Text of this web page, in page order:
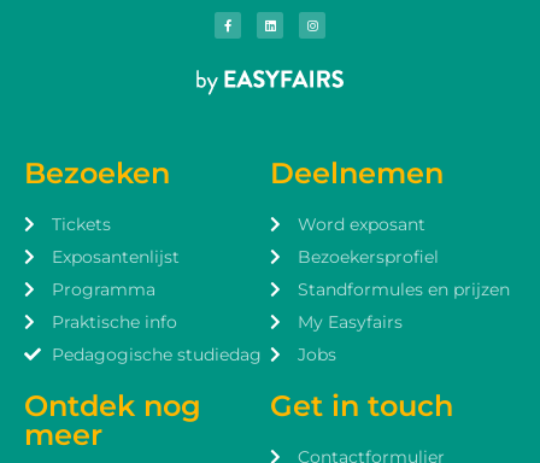
Bezoeken
Tickets
Exposantenlijst
Programma
Praktische info
Pedagogische studiedag
Ontdek nog
meer
Deelnemen
Word exposant
Bezoekersprofiel
Standformules en prijzen
My Easyfairs
Jobs
Get in touch
Contactformulier